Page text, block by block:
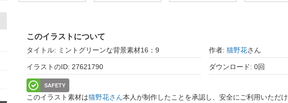
このイラストについて
タイトル: ミントグリーンな背景素材16：9 作者: 猫野花さん
イラストのID: 27621790 ダウンロード: 0回
SAFETY
このイラスト素材は猫野花さん本人が制作したことを承認し、安全にご利用いただけ